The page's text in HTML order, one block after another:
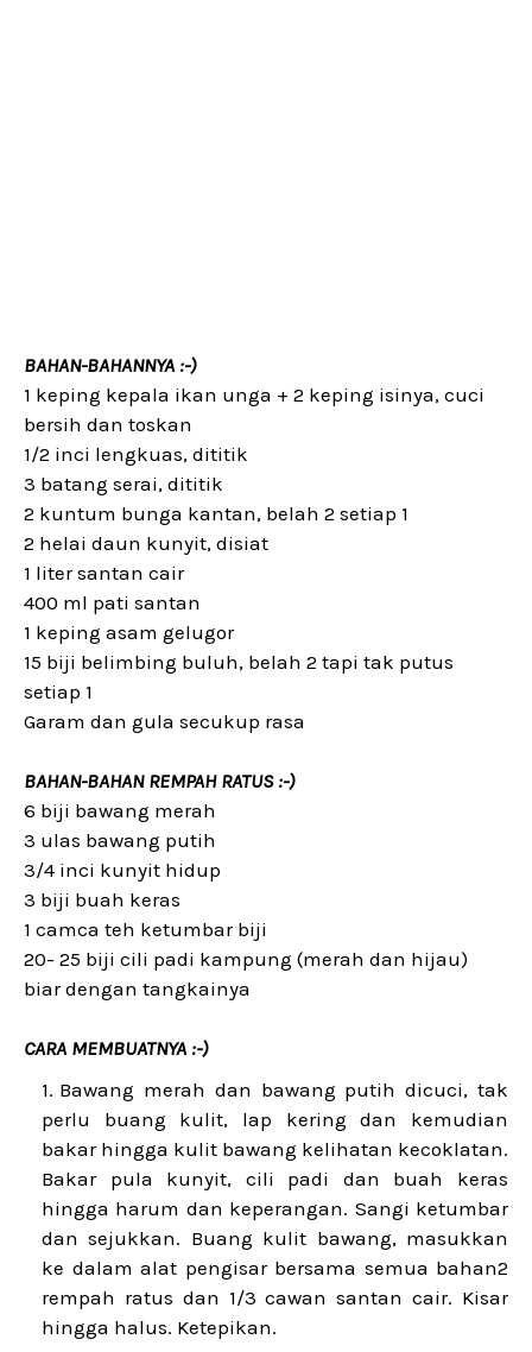
BAHAN-BAHANNYA :-)
1 keping kepala ikan unga + 2 keping isinya, cuci
bersih dan toskan
1/2 inci lengkuas, dititik
3 batang serai, dititik
2 kuntum bunga kantan, belah 2 setiap 1
2 helai daun kunyit, disiat
1 liter santan cair
400 ml pati santan
1 keping asam gelugor
15 biji belimbing buluh, belah 2 tapi tak putus
setiap 1
Garam dan gula secukup rasa
BAHAN-BAHAN REMPAH RATUS :-)
6 biji bawang merah
3 ulas bawang putih
3/4 inci kunyit hidup
3 biji buah keras
1 camca teh ketumbar biji
20- 25 biji cili padi kampung (merah dan hijau)
biar dengan tangkainya
CARA MEMBUATNYA :-)
Bawang merah dan bawang putih dicuci, tak
perlu buang kulit, lap kering dan kemudian
bakar hingga kulit bawang kelihatan kecoklatan.
Bakar pula kunyit, cili padi dan buah keras
hingga harum dan keperangan. Sangi ketumbar
dan sejukkan. Buang kulit bawang, masukkan
ke dalam alat pengisar bersama semua bahan2
rempah ratus dan 1/3 cawan santan cair. Kisar
hingga halus. Ketepikan.